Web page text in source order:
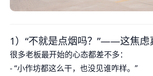
1）“不就是点烟吗？”——这焦虑
很多老板最开始的心态都差不多：
- “小作坊都这么干，也没见谁咋样。”